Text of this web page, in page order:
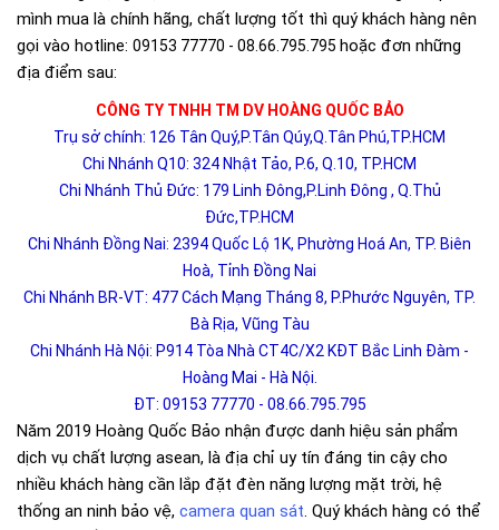
mình mua là chính hãng, chất lượng tốt thì quý khách hàng nên
gọi vào hotline: 09153 77770 - 08.66.795.795 hoặc đơn những
địa điểm sau:
CÔNG TY TNHH TM DV HOÀNG QUỐC BẢO
Trụ sở chính: 126 Tân Quý,P.Tân Qúy,Q.Tân Phú,TP.HCM
Chi Nhánh Q10: 324 Nhật Tảo, P.6, Q.10, TP.HCM
Chi Nhánh Thủ Đức: 179 Linh Đông,P.Linh Đông , Q.Thủ
Đức,TP.HCM
Chi Nhánh Đồng Nai: 2394 Quốc Lộ 1K, Phường Hoá An, TP. Biên
Hoà, Tỉnh Đồng Nai
Chi Nhánh BR-VT: 477 Cách Mạng Tháng 8, P.Phước Nguyên, TP.
Bà Rịa, Vũng Tàu
Chi Nhánh Hà Nội: P914 Tòa Nhà CT4C/X2 KĐT Bắc Linh Đàm -
Hoàng Mai - Hà Nội.
ĐT: 09153 77770 - 08.66.795.795
Năm 2019 Hoàng Quốc Bảo nhận được danh hiệu sản phẩm
dịch vụ chất lượng asean, là địa chỉ uy tín đáng tin cậy cho
nhiều khách hàng cần lắp đặt đèn năng lượng mặt trời, hệ
thống an ninh bảo vệ, camera quan sát. Quý khách hàng có thể